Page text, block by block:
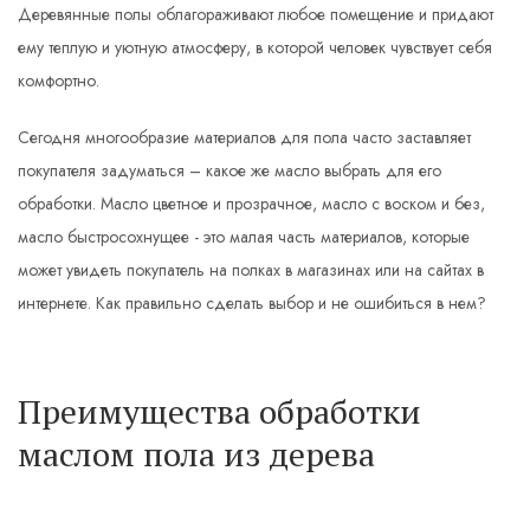
Деревянные полы облагораживают любое помещение и придают
ему теплую и уютную атмосферу, в которой человек чувствует себя
комфортно.
Сегодня многообразие материалов для пола часто заставляет
покупателя задуматься – какое же масло выбрать для его
обработки. Масло цветное и прозрачное, масло с воском и без,
масло быстросохнущее - это малая часть материалов, которые
может увидеть покупатель на полках в магазинах или на сайтах в
интернете. Как правильно сделать выбор и не ошибиться в нем?
Преимущества обработки
маслом пола из дерева